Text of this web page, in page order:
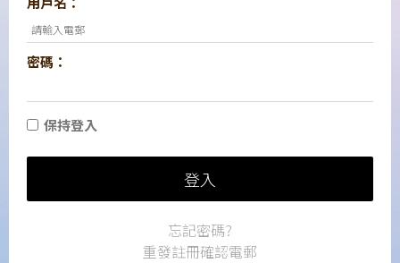
密碼：
保持登入
登入
忘記密碼?
重發註冊確認電郵